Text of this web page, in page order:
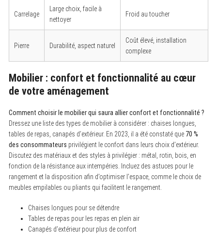
Carrelage
Large choix, facile à
nettoyer
Froid au toucher
Pierre Durabilité, aspect naturel
Coût élevé, installation
complexe
Mobilier : confort et fonctionnalité au cœur
de votre aménagement
Comment choisir le mobilier qui saura allier confort et fonctionnalité ?
Dressez une liste des types de mobilier à considérer : chaises longues,
tables de repas, canapés d’extérieur. En 2023, il a été constaté que 70 %
des consommateurs privilégient le confort dans leurs choix d’extérieur.
Discutez des matériaux et des styles à privilégier : métal, rotin, bois, en
fonction de la résistance aux intempéries. Incluez des astuces pour le
rangement et la disposition afin d’optimiser l’espace, comme le choix de
meubles empilables ou pliants qui facilitent le rangement.
Chaises longues pour se détendre
Tables de repas pour les repas en plein air
Canapés d’extérieur pour plus de confort
e
a
c
h
o
r
: